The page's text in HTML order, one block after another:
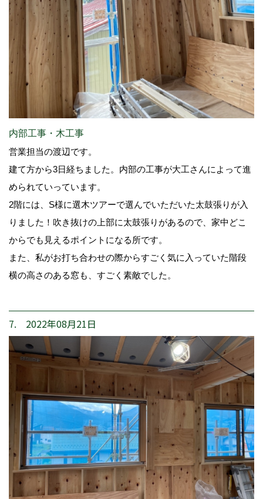
内部工事・木工事
営業担当の渡辺です。
建て方から3日経ちました。内部の工事が大工さんによって進
められていっています。
2階には、S様に選木ツアーで選んでいただいた太鼓張りが入
りました！吹き抜けの上部に太鼓張りがあるので、家中どこ
からでも見えるポイントになる所です。
また、私がお打ち合わせの際からすごく気に入っていた階段
横の高さのある窓も、すごく素敵でした。
7. 2022年08月21日